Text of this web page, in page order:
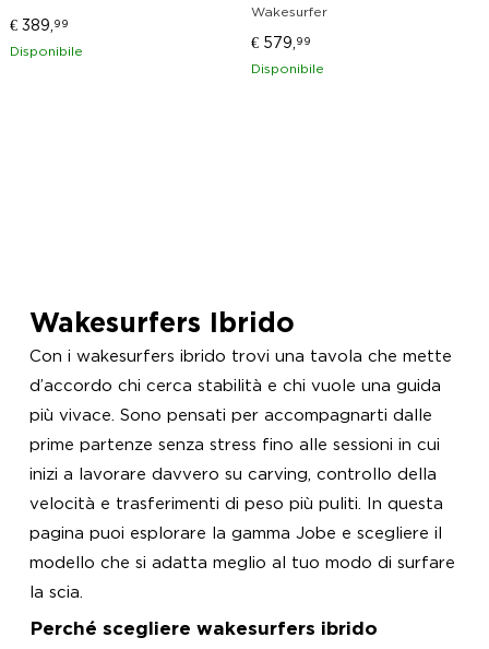
€ 389, 99
Disponibile
Wakesurfer
€ 579, 99
Disponibile
Wakesurfers Ibrido
Con i wakesurfers ibrido trovi una tavola che mette
d’accordo chi cerca stabilità e chi vuole una guida
più vivace. Sono pensati per accompagnarti dalle
prime partenze senza stress fino alle sessioni in cui
inizi a lavorare davvero su carving, controllo della
velocità e trasferimenti di peso più puliti. In questa
pagina puoi esplorare la gamma Jobe e scegliere il
modello che si adatta meglio al tuo modo di surfare
la scia.
Perché scegliere wakesurfers ibrido